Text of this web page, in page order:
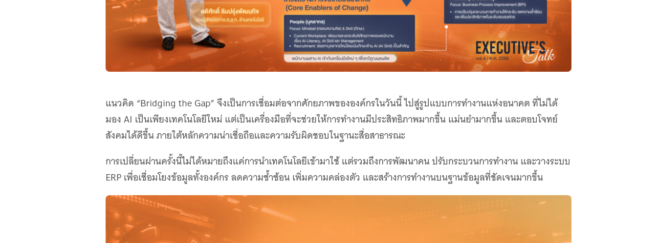
แนวคิด “Bridging the Gap” จึงเป็นการเชื่อมต่อจากศักยภาพขององค์กรในวันนี้ ไปสู่รูปแบบการทำงานแห่งอนาคต ที่ไม่ได้
มอง AI เป็นเพียงเทคโนโลยีใหม่ แต่เป็นเครื่องมือที่จะช่วยให้การทำงานมีประสิทธิภาพมากขึ้น แม่นยำมากขึ้น และตอบโจทย์
สังคมได้ดีขึ้น ภายใต้หลักความน่าเชื่อถือและความรับผิดชอบในฐานะสื่อสาธารณะ
การเปลี่ยนผ่านครั้งนี้ไม่ได้หมายถึงแค่การนำเทคโนโลยีเข้ามาใช้ แต่รวมถึงการพัฒนาคน ปรับกระบวนการทำงาน และวางระบบ
ERP เพื่อเชื่อมโยงข้อมูลทั้งองค์กร ลดความซ้ำซ้อน เพิ่มความคล่องตัว และสร้างการทำงานบนฐานข้อมูลที่ชัดเจนมากขึ้น